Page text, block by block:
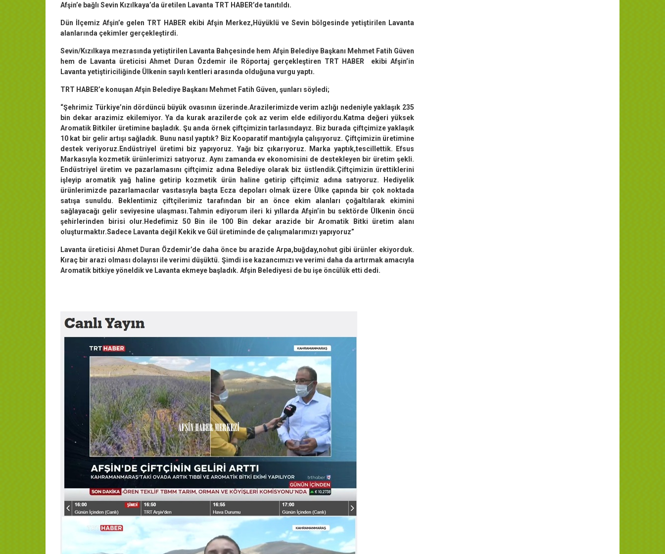
Afşin’e bağlı Sevin Kızılkaya’da üretilen Lavanta TRT HABER’de tanıtıldı.
Dün İlçemiz Afşin’e gelen TRT HABER ekibi Afşin Merkez,Hüyüklü ve Sevin bölgesinde yetiştirilen Lavanta
alanlarında çekimler gerçekleştirdi.
Sevin/Kızılkaya mezrasında yetiştirilen Lavanta Bahçesinde hem Afşin Belediye Başkanı Mehmet Fatih Güven
hem de Lavanta üreticisi Ahmet Duran Özdemir ile Röportaj gerçekleştiren TRT HABER ekibi Afşin’in
Lavanta yetiştiriciliğinde Ülkenin sayılı kentleri arasında olduğuna vurgu yaptı.
TRT HABER’e konuşan Afşin Belediye Başkanı Mehmet Fatih Güven, şunları söyledi;
“Şehrimiz Türkiye’nin dördüncü büyük ovasının üzerinde.Arazilerimizde verim azlığı nedeniyle yaklaşık 235
bin dekar arazimiz ekilemiyor. Ya da kurak arazilerde çok az verim elde ediliyordu.Katma değeri yüksek
Aromatik Bitkiler üretimine başladık. Şu anda örnek çiftçimizin tarlasındayız. Biz burada çiftçimize yaklaşık
10 kat bir gelir artışı sağladık. Bunu nasıl yaptık? Biz Kooparatif mantığıyla çalışıyoruz. Çiftçimizin üretimine
destek veriyoruz.Endüstriyel üretimi biz yapıyoruz. Yağı biz çıkarıyoruz. Marka yaptık,tescillettik. Efsus
Markasıyla kozmetik ürünlerimizi satıyoruz. Aynı zamanda ev ekonomisini de destekleyen bir üretim şekli.
Endüstriyel üretim ve pazarlamasını çiftçimiz adına Belediye olarak biz üstlendik.Çiftçimizin ürettiklerini
işleyip aromatik yağ haline getirip kozmetik ürün haline getirip çiftçimiz adına satıyoruz. Hediyelik
ürünlerimizde pazarlamacılar vasıtasıyla başta Ecza depoları olmak üzere Ülke çapında bir çok noktada
satışa sunuldu. Beklentimiz çiftçilerimiz tarafından bir an önce ekim alanları çoğaltılarak ekimini
sağlayacağı gelir seviyesine ulaşması.Tahmin ediyorum ileri ki yıllarda Afşin’in bu sektörde Ülkenin öncü
şehirlerinden birisi olur.Hedefimiz 50 Bin ile 100 Bin dekar arazide bir Aromatik Bitki üretim alanı
oluşturmaktır.Sadece Lavanta değil Kekik ve Gül üretiminde de çalışmalarımızı yapıyoruz”
Lavanta üreticisi Ahmet Duran Özdemir’de daha önce bu arazide Arpa,buğday,nohut gibi ürünler ekiyorduk.
Kıraç bir arazi olması dolayısı ile verimi düşüktü. Şimdi ise kazancımızı ve verimi daha da artırmak amacıyla
Aromatik bitkiye yöneldik ve Lavanta ekmeye başladık. Afşin Belediyesi de bu işe öncülük etti dedi.